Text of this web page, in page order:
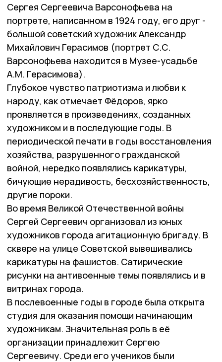
Сергея Сергеевича Варсонофьева на
портрете, написанном в 1924 году, его друг -
большой советский художник Александр
Михайлович Герасимов (портрет С.С.
Варсонофьева находится в Музее-усадьбе
А.М. Герасимова).
Глубокое чувство патриотизма и любви к
народу, как отмечает Фёдоров, ярко
проявляется в произведениях, созданных
художником и в последующие годы. В
периодической печати в годы восстановления
хозяйства, разрушенного гражданской
войной, нередко появлялись карикатуры,
бичующие нерадивость, бесхозяйственность,
другие пороки.
Во время Великой Отечественной войны
Сергей Сергеевич организовал из юных
художников города агитационную бригаду. В
сквере на улице Советской вывешивались
карикатуры на фашистов. Сатирические
рисунки на антивоенные темы появлялись и в
витринах города.
В послевоенные годы в городе была открыта
студия для оказания помощи начинающим
художникам. Значительная роль в её
организации принадлежит Сергею
Сергеевичу. Среди его учеников были